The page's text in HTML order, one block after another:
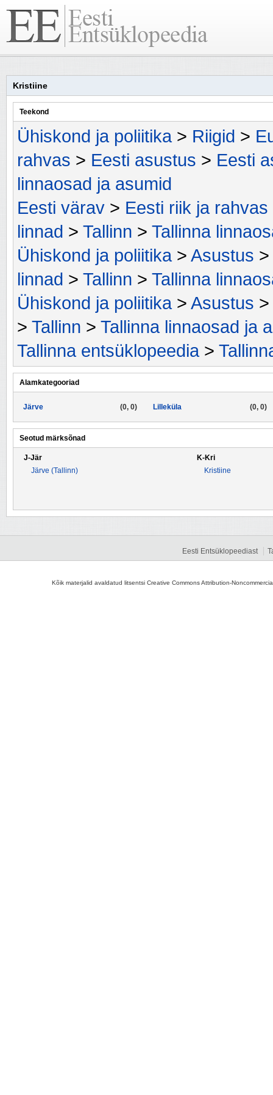
Kristiine
Teekond
Ühiskond ja poliitika> Riigid >
rahvas > Eesti asustus > Eesti
linnaosad ja asumid
Eesti värav > Eesti riik ja rahvas
linnad > Tallinn > Tallinna
Ühiskond ja poliitika> Asustus >
linnad > Tallinn > Tallinna
Ühiskond ja poliitika> Asustus
> Tallinn > Tallinna linnaosad ja
Tallinna entsüklopeedia>
Alamkategooriad
(0, 0)
Järve (0, 0)
Lilleküla
Seotud märksõnad
J-Jär
Järve (Tallinn)
K-Kri
Kristiine
Eesti Entsüklopeediast
Kõik materjalid avaldatud litsentsi Creative Commons Attribution-